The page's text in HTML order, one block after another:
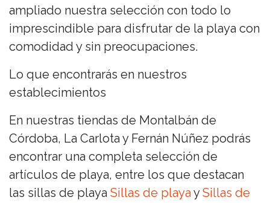
ampliado nuestra selección con todo lo
imprescindible para disfrutar de la playa con
comodidad y sin preocupaciones.
Lo que encontrarás en nuestros
establecimientos
En nuestras tiendas de Montalbán de
Córdoba, La Carlota y Fernán Núñez podrás
encontrar una completa selección de
artículos de playa, entre los que destacan
las sillas de playa Sillas de playa ySillas de